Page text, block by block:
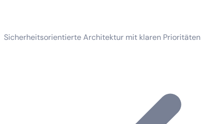
Sicherheitsorientierte Architektur mit klaren Prioritäten